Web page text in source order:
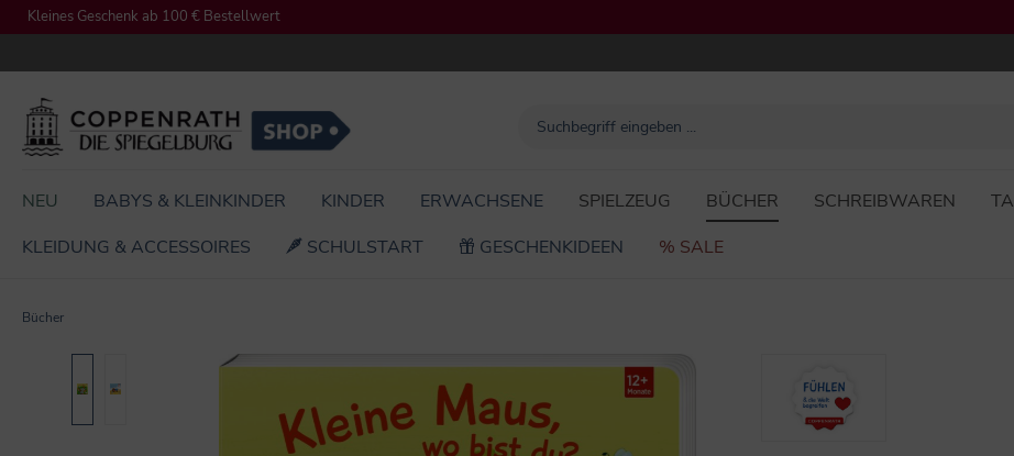
Zur Hauptnavigation springen
Kleines Geschenk ab 100 € Bestellwert
NEU BABYS & KLEINKINDER KINDER ERWACHSENE SPIELZEUG BÜCHER SCHREIBWAREN
KLEIDUNG & ACCESSOIRES
SCHULSTART GESCHENKIDEEN % SALE
Bücher